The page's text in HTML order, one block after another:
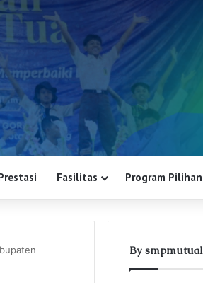
Fasilitas Program Pilihan
By smpmutual